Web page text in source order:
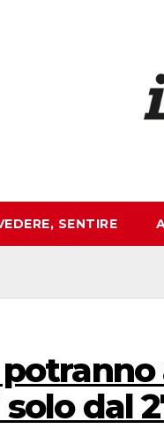
SENTIRE
dal